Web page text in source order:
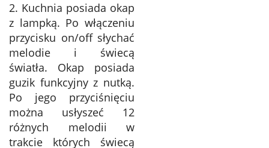
2. Kuchnia posiada okap
z lampką. Po włączeniu
przycisku on/off słychać
melodie i świecą
światła. Okap posiada
guzik funkcyjny z nutką.
Po jego przyciśnięciu
można usłyszeć 12
różnych melodii w
trakcie których świecą